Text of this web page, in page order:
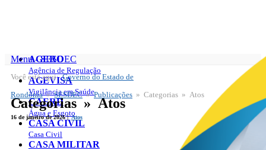
AGERO
Agência de Regulação
AGEVISA
Vigilância em Saúde
CAERD
Água e Esgoto
CASA CIVIL
Casa Civil
CASA MILITAR
Menu - SESDEC
SESDEC
Publicações
Você está aqui:Governo do Estado de
Rondônia»SESDEC»Publicações » Categorias » Atos
Categorias » Atos
16 de janeiro de 2026 |Atos